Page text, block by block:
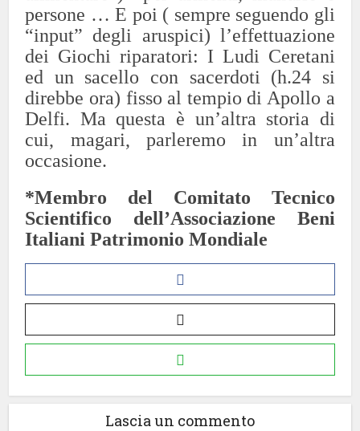
persone … E poi ( sempre seguendo gli
“input” degli aruspici) l’effettuazione
dei Giochi riparatori: I Ludi Ceretani
ed un sacello con sacerdoti (h.24 si
direbbe ora) fisso al tempio di Apollo a
Delfi. Ma questa è un’altra storia di
cui, magari, parleremo in un’altra
occasione.
*Membro del Comitato Tecnico
Scientifico dell’Associazione Beni
Italiani Patrimonio Mondiale
Lascia un commento